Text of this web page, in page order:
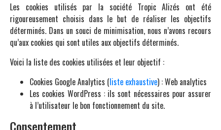
Les cookies utilisés par la société Tropic Alizés ont été
rigoureusement choisis dans le but de réaliser les objectifs
déterminés. Dans un souci de minimisation, nous n’avons recours
qu’aux cookies qui sont utiles aux objectifs déterminés.
Voici la liste des cookies utilisées et leur objectif :
Cookies Google Analytics (liste exhaustive) : Web analytics
Les cookies WordPress : ils sont nécessaires pour assurer
à l’utilisateur le bon fonctionnement du site.
Consentement